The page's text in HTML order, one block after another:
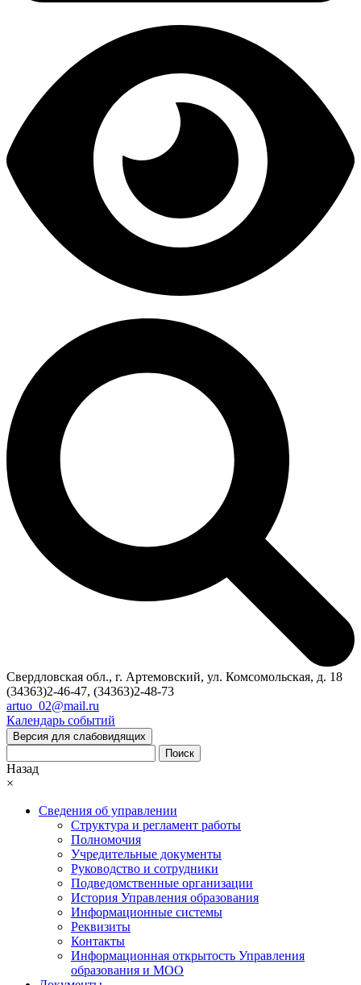
Свердловская обл., г. Артемовский, ул. Комсомольская, д. 18
(34363)2-46-47, (34363)2-48-73
artuo_02@mail.ru
Календарь событий
Версия для слабовидящих
Поиск
Назад
×
Сведения об управлении
Структура и регламент работы
Полномочия
Учредительные документы
Руководство и сотрудники
Подведомственные организации
История Управления образования
Информационные системы
Реквизиты
Контакты
Информационная открытость Управления
образования и МОО